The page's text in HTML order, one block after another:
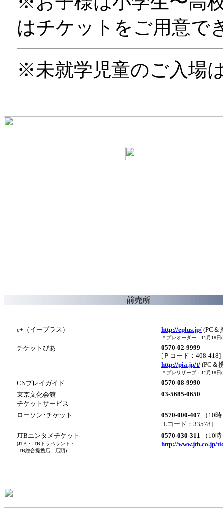
はチケットをご用意で
※未就学児童のご入場
e+（イープラス） http://eplus.jp/ (PC＆
＊プレオーダー：11月18日
チケットぴあ
0570-02-9999
[Ｐコード：408-418]
http://pia.jp/t/ (PC＆
＊プレリザーブ：11月18日
CNプレイガイド
0570-08-9990
東京文化会館
チケットサービス
03-5685-0650
ローソン･チケット 0570-000-407 （10
[Lコード：33578]
JTBエンタメチケット
(JTB・JTBトラベランド・
JTB総合提携店 店頭)
0570-030-311
（10
http://www.jtb.co.jp/